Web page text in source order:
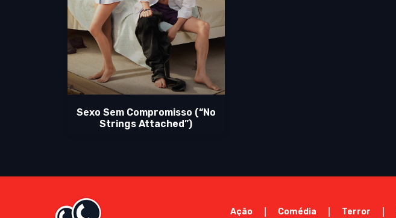
Sexo Sem Compromisso (“No
Strings Attached”)
Ação Comédia Terror